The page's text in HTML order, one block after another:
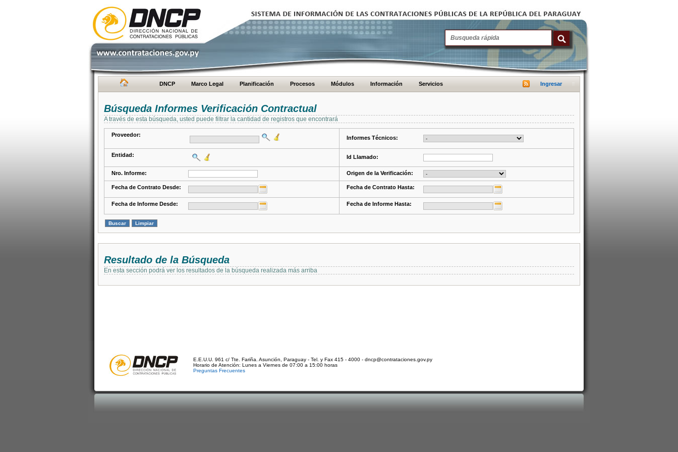
DNCP Marco Legal Planificación Procesos Módulos Información Servicios Ingresar
Búsqueda Informes Verificación Contractual
A través de esta búsqueda, usted puede filtrar la cantidad de registros que encontrará
Proveedor: Informes Técnicos:
Entidad: Id Llamado:
Nro. Informe: Origen de la Verificación:
Fecha de Contrato Desde: Fecha de Contrato Hasta:
Fecha de Informe Desde: Fecha de Informe Hasta:
Resultado de la Búsqueda
En esta sección podrá ver los resultados de la búsqueda realizada más arriba
E.E.U.U. 961 c/ Tte. Fariña. Asunción, Paraguay - Tel. y Fax 415 - 4000 - dncp@contrataciones.gov.py
Horario de Atención: Lunes a Viernes de 07:00 a 15:00 horas
Preguntas Frecuentes